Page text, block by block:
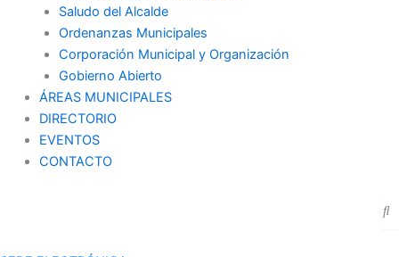
Saludo del Alcalde
Ordenanzas Municipales
Corporación Municipal y Organización
Gobierno Abierto
ÁREAS MUNICIPALES
DIRECTORIO
EVENTOS
CONTACTO